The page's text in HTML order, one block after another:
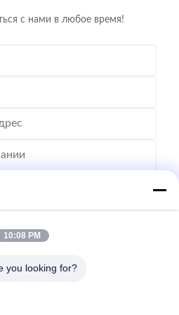
с нами в любое время!
10:08 PM
you looking for?